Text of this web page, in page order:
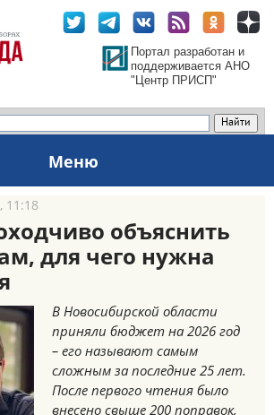
Портал разработан и
поддерживается АНО
"Центр ПРИСП"
Меню
11:18
объяснить
для чего нужна
В Новосибирской области
приняли бюджет на 2026 год
– его называют самым
сложным за последние 25 лет.
После первого чтения было
внесено свыше 200 поправок,